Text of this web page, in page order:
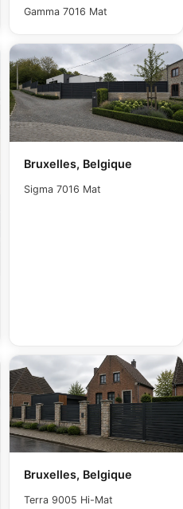
Gamma 7016 Mat
Bruxelles, Belgique
Sigma 7016 Mat
Bruxelles, Belgique
Terra 9005 Hi-Mat